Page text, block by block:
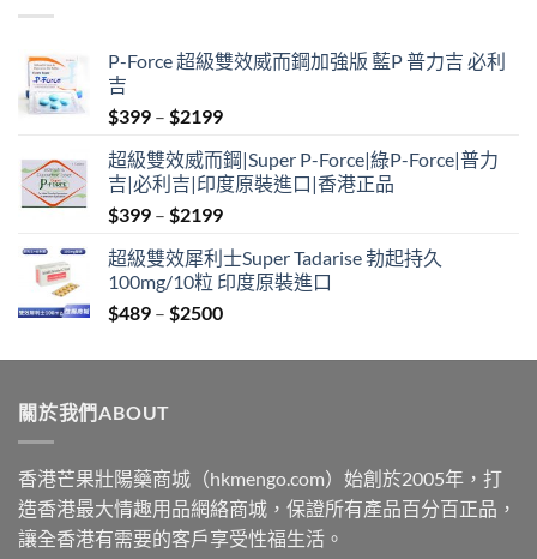
P-Force 超級雙效威而鋼加強版 藍P 普力吉 必利
吉
$399 – $2199Price
$399
through
$2199
超級雙效威而鋼|Super P-Force|綠P-Force|普力
吉|必利吉|印度原裝進口|香港正品
$399 – $2199Price
$399
through
$2199
超級雙效犀利士Super Tadarise 勃起持久
100mg/10粒 印度原裝進口
$489 – $2500Price
$489
關於我們ABOUT
香港芒果壯陽藥商城（hkmengo.com）始創於2005年，打
造香港最大情趣用品網絡商城，保證所有產品百分百正品，
讓全香港有需要的客戶享受性福生活。